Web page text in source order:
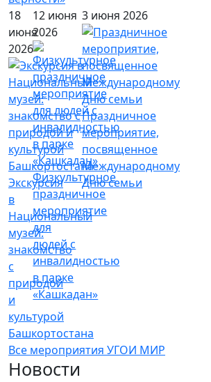
18
июня
2026
Экскурсия
в
Национальный
музей:
знакомство
с
природой
и
культурой
Башкортостана
12 июня
2026
Физкультурное
праздничное
мероприятие
для
людей с
инвалидностью
в парке
«Кашкадан»
3 июня 2026
Праздничное
мероприятие,
посвященное
Международному
Дню семьи
Все мероприятия УГОИ МИР
Новости